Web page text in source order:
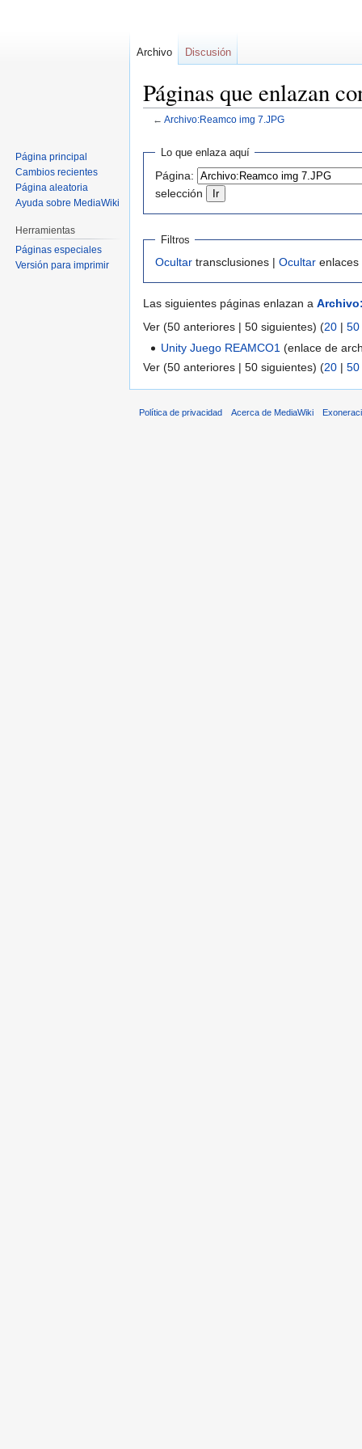
Páginas que enlazan
← Archivo:Reamco img 7.JPG
navegación
búsqueda
Lo que enlaza aquí
Página:
selección
Filtros
Ocultar transclusiones | Ocultar
Las siguientes páginas enlazan a
Ver (50 anteriores | 50 siguientes) (20 | 50
Unity Juego REAMCO1 (enlace de
Ver (50 anteriores | 50 siguientes) (20 | 50
Archivo Discusión
Página principal
Cambios recientes
Página aleatoria
Ayuda sobre MediaWiki
Herramientas
Páginas especiales
Versión para imprimir
Política de privacidad Acerca de MediaWiki